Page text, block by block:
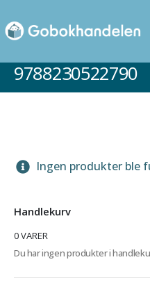
9788230522790
Ingen produkter ble
Handlekurv
0 VARER
Du har ingen produkter i